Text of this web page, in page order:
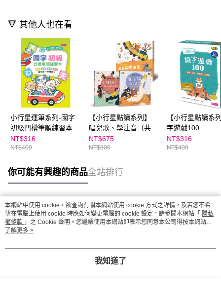
🔻 其他人也在看
小行星運筆系列-國字
初級凹槽筆順練習本
NT$316
NT$400
【小行星點讀系列】
唱兒歌、學注音（共兩
冊）
NT$675
NT$900
【小行星點讀系
字遊戲100
NT$316
NT$400
你可能有興趣的商品全站排行
熱門標籤
本網站中使用 cookie，欲查詢有關本網站使用 cookie 方式之詳情，及若您不希
望在電腦上使用 cookie 時應如何變更電腦的 cookie 設定，請參閱本網站「 隱私
權條款 」之 Cookie 聲明。您繼續使用本網站即表示您同意本公司得按本網站使
用條款之 Cookie 聲明使用 cookie。
了解更多 >
我知道了